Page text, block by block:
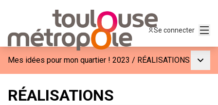
Se connecter
Mes idées pour mon quartier ! 2023 / RÉALISATIONS
RÉALISATIONS